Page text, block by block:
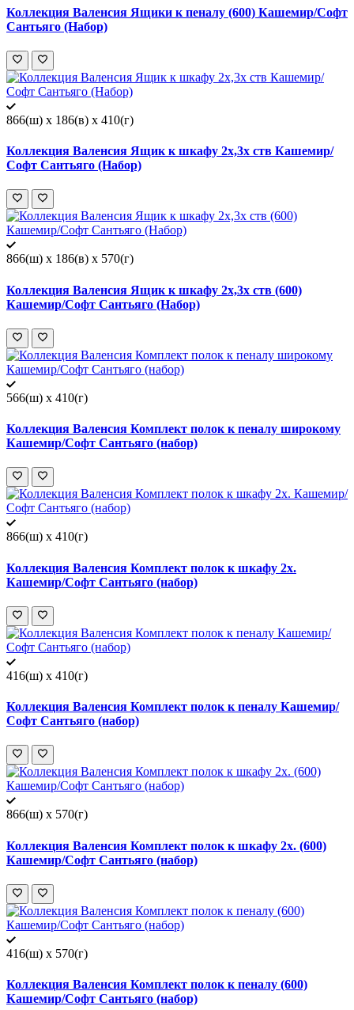
Коллекция Валенсия Ящики к пеналу (600) Кашемир/Софт
Сантьяго (Набор)
866(ш) x 186(в) x 410(г)
Коллекция Валенсия Ящик к шкафу 2х,3х ств Кашемир/
Софт Сантьяго (Набор)
866(ш) x 186(в) x 570(г)
Коллекция Валенсия Ящик к шкафу 2х,3х ств (600)
Кашемир/Софт Сантьяго (Набор)
566(ш) x 410(г)
Коллекция Валенсия Комплект полок к пеналу широкому
Кашемир/Софт Сантьяго (набор)
866(ш) x 410(г)
Коллекция Валенсия Комплект полок к шкафу 2х.
Кашемир/Софт Сантьяго (набор)
416(ш) x 410(г)
Коллекция Валенсия Комплект полок к пеналу Кашемир/
Софт Сантьяго (набор)
866(ш) x 570(г)
Коллекция Валенсия Комплект полок к шкафу 2х. (600)
Кашемир/Софт Сантьяго (набор)
416(ш) x 570(г)
Коллекция Валенсия Комплект полок к пеналу (600)
Кашемир/Софт Сантьяго (набор)